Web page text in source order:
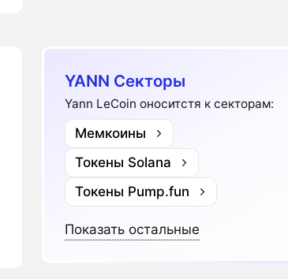
YANN Секторы
Yann LeCoin оноситстя к секторам:
Мемкоины
Токены Solana
Токены Pump.fun
Показать остальные